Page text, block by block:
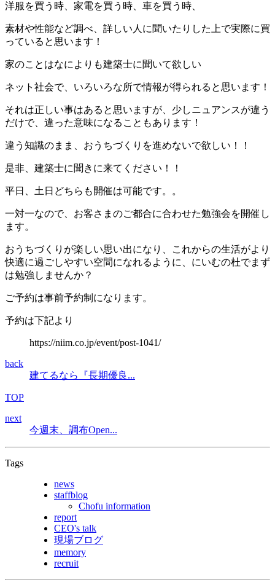
洋服を買う時、家電を買う時、車を買う時、
素材や性能など調べ、詳しい人に聞いたりした上で実際に買
っていると思います！
家のことはなによりも建築士に聞いて欲しい
ネット社会で、いろいろな所で情報が得られると思います！
それは正しい事はあると思いますが、少しニュアンスが違う
だけで、違った意味になることもあります！
違う知識のまま、おうちづくりを進めないで欲しい！！
是非、建築士に聞きに来てください！！
平日、土日どちらも開催は可能です。。
一対一なので、お客さまのご都合に合わせた勉強会を開催し
ます。
おうちづくりが楽しい思い出になり、これからの生活がより
快適に過ごしやすい空間になれるように、にいむの杜でまず
は勉強しませんか？
ご予約は事前予約制になります。
予約は下記より
https://niim.co.jp/event/post-1041/
back
建てるなら『長期優良...
TOP
next
今週末、調布Open...
Tags
news
staffblog
Chofu information
report
CEO's talk
現場ブログ
memory
recruit